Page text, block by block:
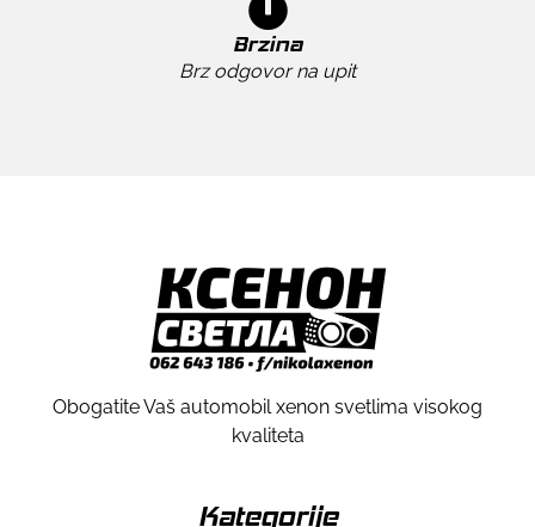
Brzina
Brz odgovor na upit
Obogatite Vaš automobil xenon svetlima visokog
kvaliteta
Kategorije